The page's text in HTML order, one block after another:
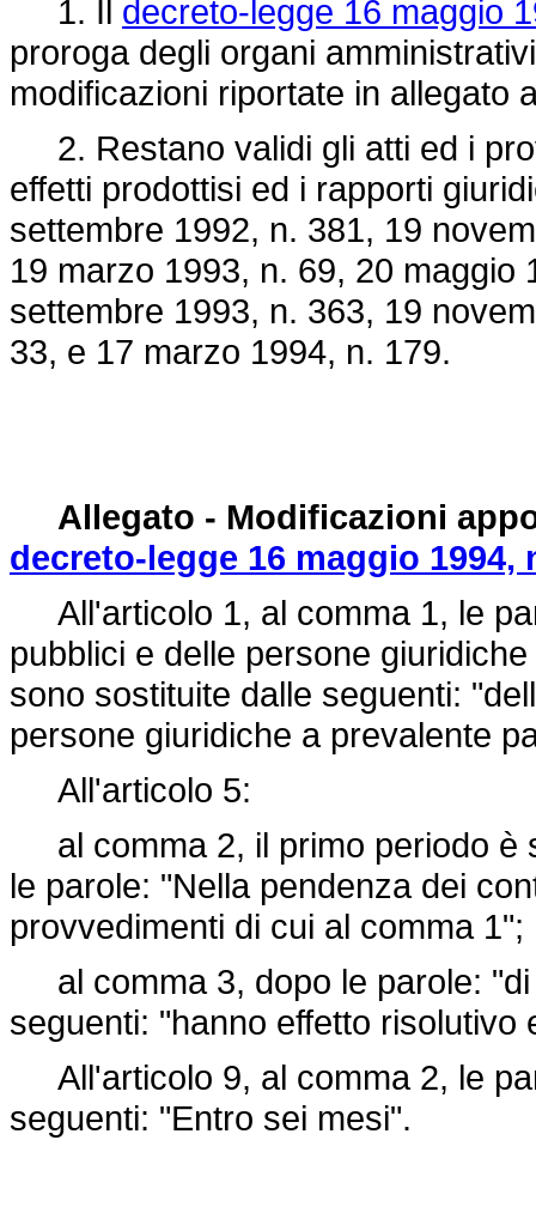
1. Il decreto-legge 16 maggio
proroga degli organi
modificazioni riportate in allegato
2. Restano validi gli atti ed i
effetti prodottisi ed i rapporti
settembre 1992, n. 381, 19
19 marzo 1993, n. 69, 20 maggio
settembre 1993, n. 363, 19
33, e 17 marzo 1994, n. 179.
Allegato - Modificazioni
decreto-legge 16 maggio 1994,
All'articolo 1, al comma 1, le
pubblici e delle persone
sono sostituite dalle seguenti:
persone giuridiche a prevalente
All'articolo 5:
al comma 2, il primo periodo è
le parole: "Nella pendenza dei
provvedimenti di cui al comma 1";
al comma 3, dopo le parole: "di
seguenti: "hanno effetto risolutivo
All'articolo 9, al comma 2, le
seguenti: "Entro sei mesi".